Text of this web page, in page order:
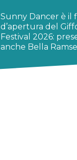
Sunny Dancer è il
d’apertura del
Festival 2026:
anche Bella